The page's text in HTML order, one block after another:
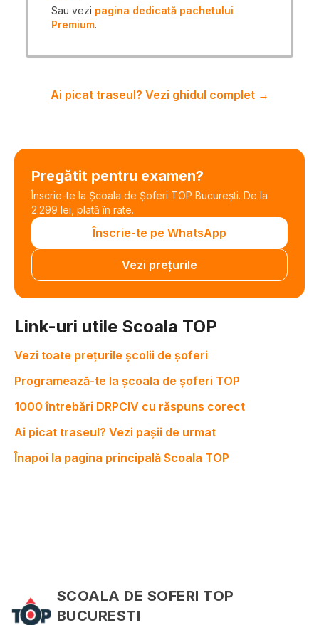
Sau vezi pagina dedicată pachetului
Premium.
Ai picat traseul? Vezi ghidul complet →
Pregătit pentru examen?
Înscrie-te la Școala de Șoferi TOP București. De la
2.299 lei, plată în rate.
Înscrie-te pe WhatsApp
Vezi prețurile
Link-uri utile Scoala TOP
Vezi toate prețurile școlii de șoferi
Programează-te la școala de șoferi TOP
1000 întrebări DRPCIV cu răspuns corect
Ai picat traseul? Vezi pașii de urmat
Înapoi la pagina principală Scoala TOP
SCOALA DE SOFERI TOP
BUCURESTI